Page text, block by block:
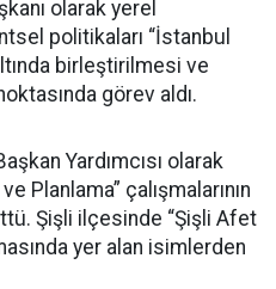
olarak yerel
politikaları “İstanbul
birleştirilmesi ve
görev aldı.
Yardımcısı olarak
Planlama” çalışmalarının
Şişli ilçesinde “Şişli Afet
yer alan isimlerden